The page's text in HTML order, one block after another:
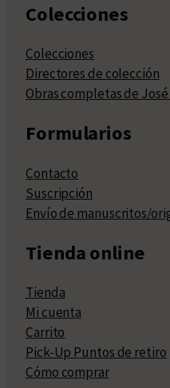
Colecciones
Colecciones
Directores de colección
Obras completas de
Formularios
Contacto
Suscripción
Envío de manuscritos/
Tienda online
Tienda
Mi cuenta
Carrito
Pick-Up Puntos de retiro
Cómo comprar